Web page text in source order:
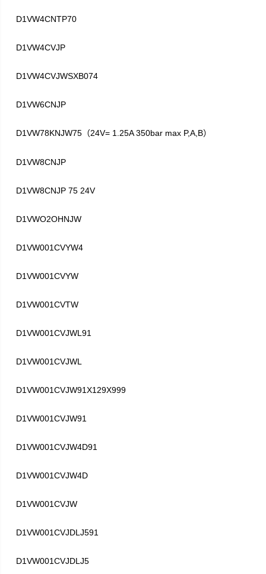
D1VW4CNTP70
D1VW4CVJP
D1VW4CVJWSXB074
D1VW6CNJP
D1VW78KNJW75 （24V= 1.25A 350bar max P,A,B）
D1VW8CNJP
D1VW8CNJP 75 24V
D1VWO2OHNJW
D1VW001CVYW4
D1VW001CVYW
D1VW001CVTW
D1VW001CVJWL91
D1VW001CVJWL
D1VW001CVJW91X129X999
D1VW001CVJW91
D1VW001CVJW4D91
D1VW001CVJW4D
D1VW001CVJW
D1VW001CVJDLJ591
D1VW001CVJDLJ5